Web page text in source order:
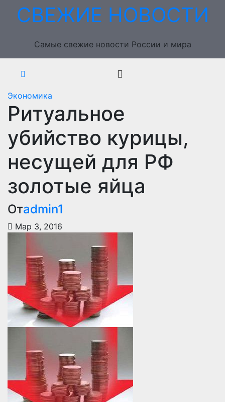
ПерейтиСВЕЖИЕ НОВОСТИ
Самые свежие новости России и мира
Экономика
Ритуальное
убийство курицы,
несущей для РФ
золотые яйца
Отadmin1
Мар 3, 2016